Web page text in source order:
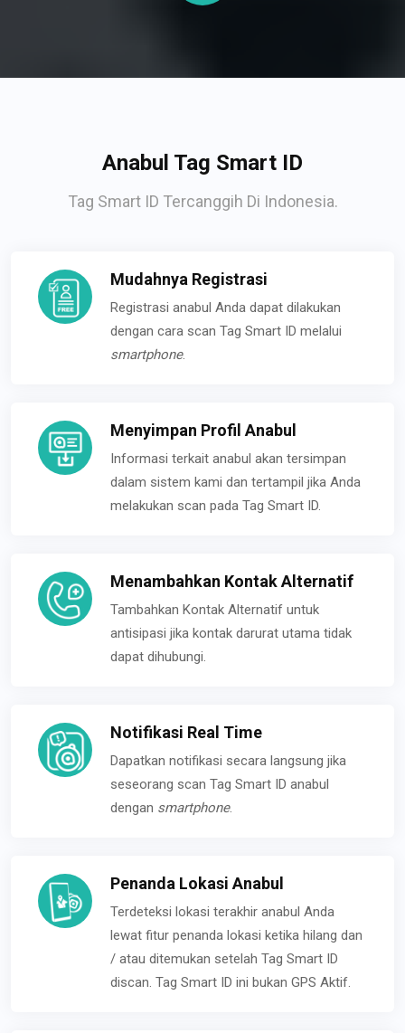
Anabul Tag Smart ID
Tag Smart ID Tercanggih Di Indonesia.
Mudahnya Registrasi
Registrasi anabul Anda dapat dilakukan
dengan cara scan Tag Smart ID melalui
smartphone.
Menyimpan Profil Anabul
Informasi terkait anabul akan tersimpan
dalam sistem kami dan tertampil jika Anda
melakukan scan pada Tag Smart ID.
Menambahkan Kontak Alternatif
Tambahkan Kontak Alternatif untuk
antisipasi jika kontak darurat utama tidak
dapat dihubungi.
Notifikasi Real Time
Dapatkan notifikasi secara langsung jika
seseorang scan Tag Smart ID anabul
dengan smartphone.
Penanda Lokasi Anabul
Terdeteksi lokasi terakhir anabul Anda
lewat fitur penanda lokasi ketika hilang dan
/ atau ditemukan setelah Tag Smart ID
discan. Tag Smart ID ini bukan GPS Aktif.